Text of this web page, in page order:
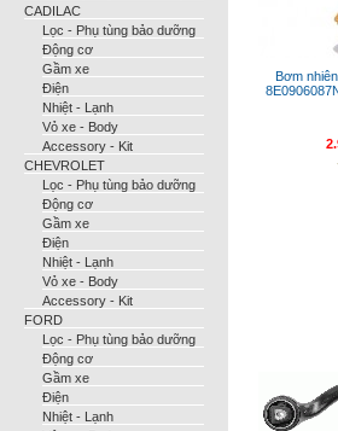
CADILAC
Lọc - Phụ tùng bảo dưỡng
Động cơ
Gầm xe
Điện
Nhiệt - Lạnh
Vỏ xe - Body
Accessory - Kit
CHEVROLET
Lọc - Phụ tùng bảo dưỡng
Động cơ
Gầm xe
Điện
Nhiệt - Lạnh
Vỏ xe - Body
Accessory - Kit
FORD
Lọc - Phụ tùng bảo dưỡng
Động cơ
Gầm xe
Điện
Nhiệt - Lạnh
Bơm